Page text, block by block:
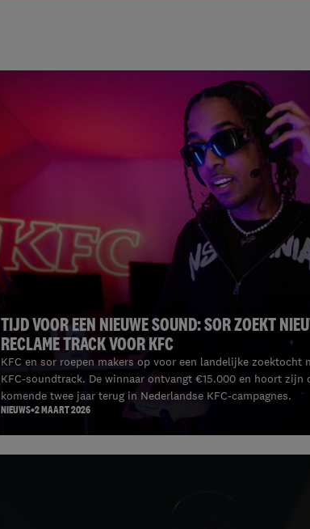
TIJD VOOR EEN NIEUWE SOUND: SOR ZOEKT
RECLAME TRACK VOOR KFC
KFC en sor roepen makers op voor een landelijke zoektocht
KFC-soundtrack. De winnaar ontvangt €15.000 en hoort zijn
komende twee jaar terug in Nederlandse KFC-campagnes.
NIEUWS 2 MAART 2026